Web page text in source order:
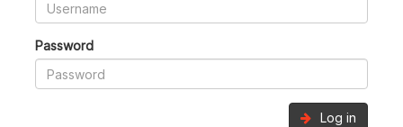
Password
Log in